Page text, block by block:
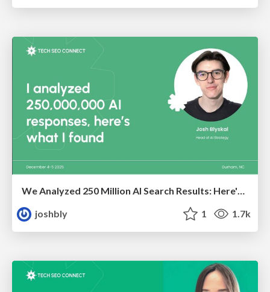
We Analyzed 250 Million AI Search Results: Here's What I Found
joshbly
1 1.7k